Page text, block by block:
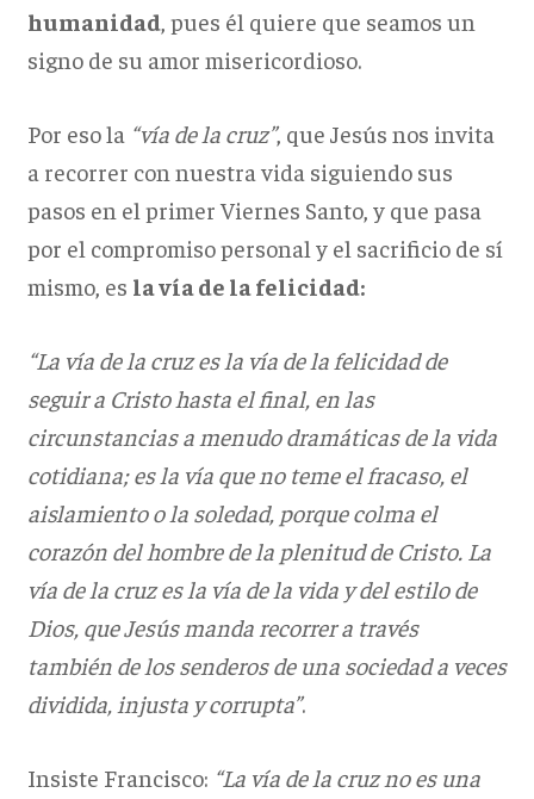
humanidad, pues él quiere que seamos un
signo de su amor misericordioso.
Por eso la “vía de la cruz”, que Jesús nos invita
a recorrer con nuestra vida siguiendo sus
pasos en el primer Viernes Santo, y que pasa
por el compromiso personal y el sacrificio de sí
mismo, es la vía de la felicidad:
“La vía de la cruz es la vía de la felicidad de
seguir a Cristo hasta el final, en las
circunstancias a menudo dramáticas de la vida
cotidiana; es la vía que no teme el fracaso, el
aislamiento o la soledad, porque colma el
corazón del hombre de la plenitud de Cristo. La
vía de la cruz es la vía de la vida y del estilo de
Dios, que Jesús manda recorrer a través
también de los senderos de una sociedad a veces
dividida, injusta y corrupta”.
Insiste Francisco: “La vía de la cruz no es una